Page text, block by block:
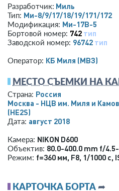
Разработчик: Миль
Тип: Ми-8/9/17/18/19/171/172
Модификация: Ми-17В-5
Бортовой номер: 742 тип
Заводской номер: 96742 тип
Оператор: КБ Миля (МВЗ)
МЕСТО СЪЕМКИ НА
Страна: Россия
Москва - НЦВ им. Миля и
(HE2S)
Дата: август 2018
Камера: NIKON D600
Объектив: 80.0-400.0 mm f/
Режим: f=360 мм, F8, 1/1000 с,
КАРТОЧКА БОРТА ➦